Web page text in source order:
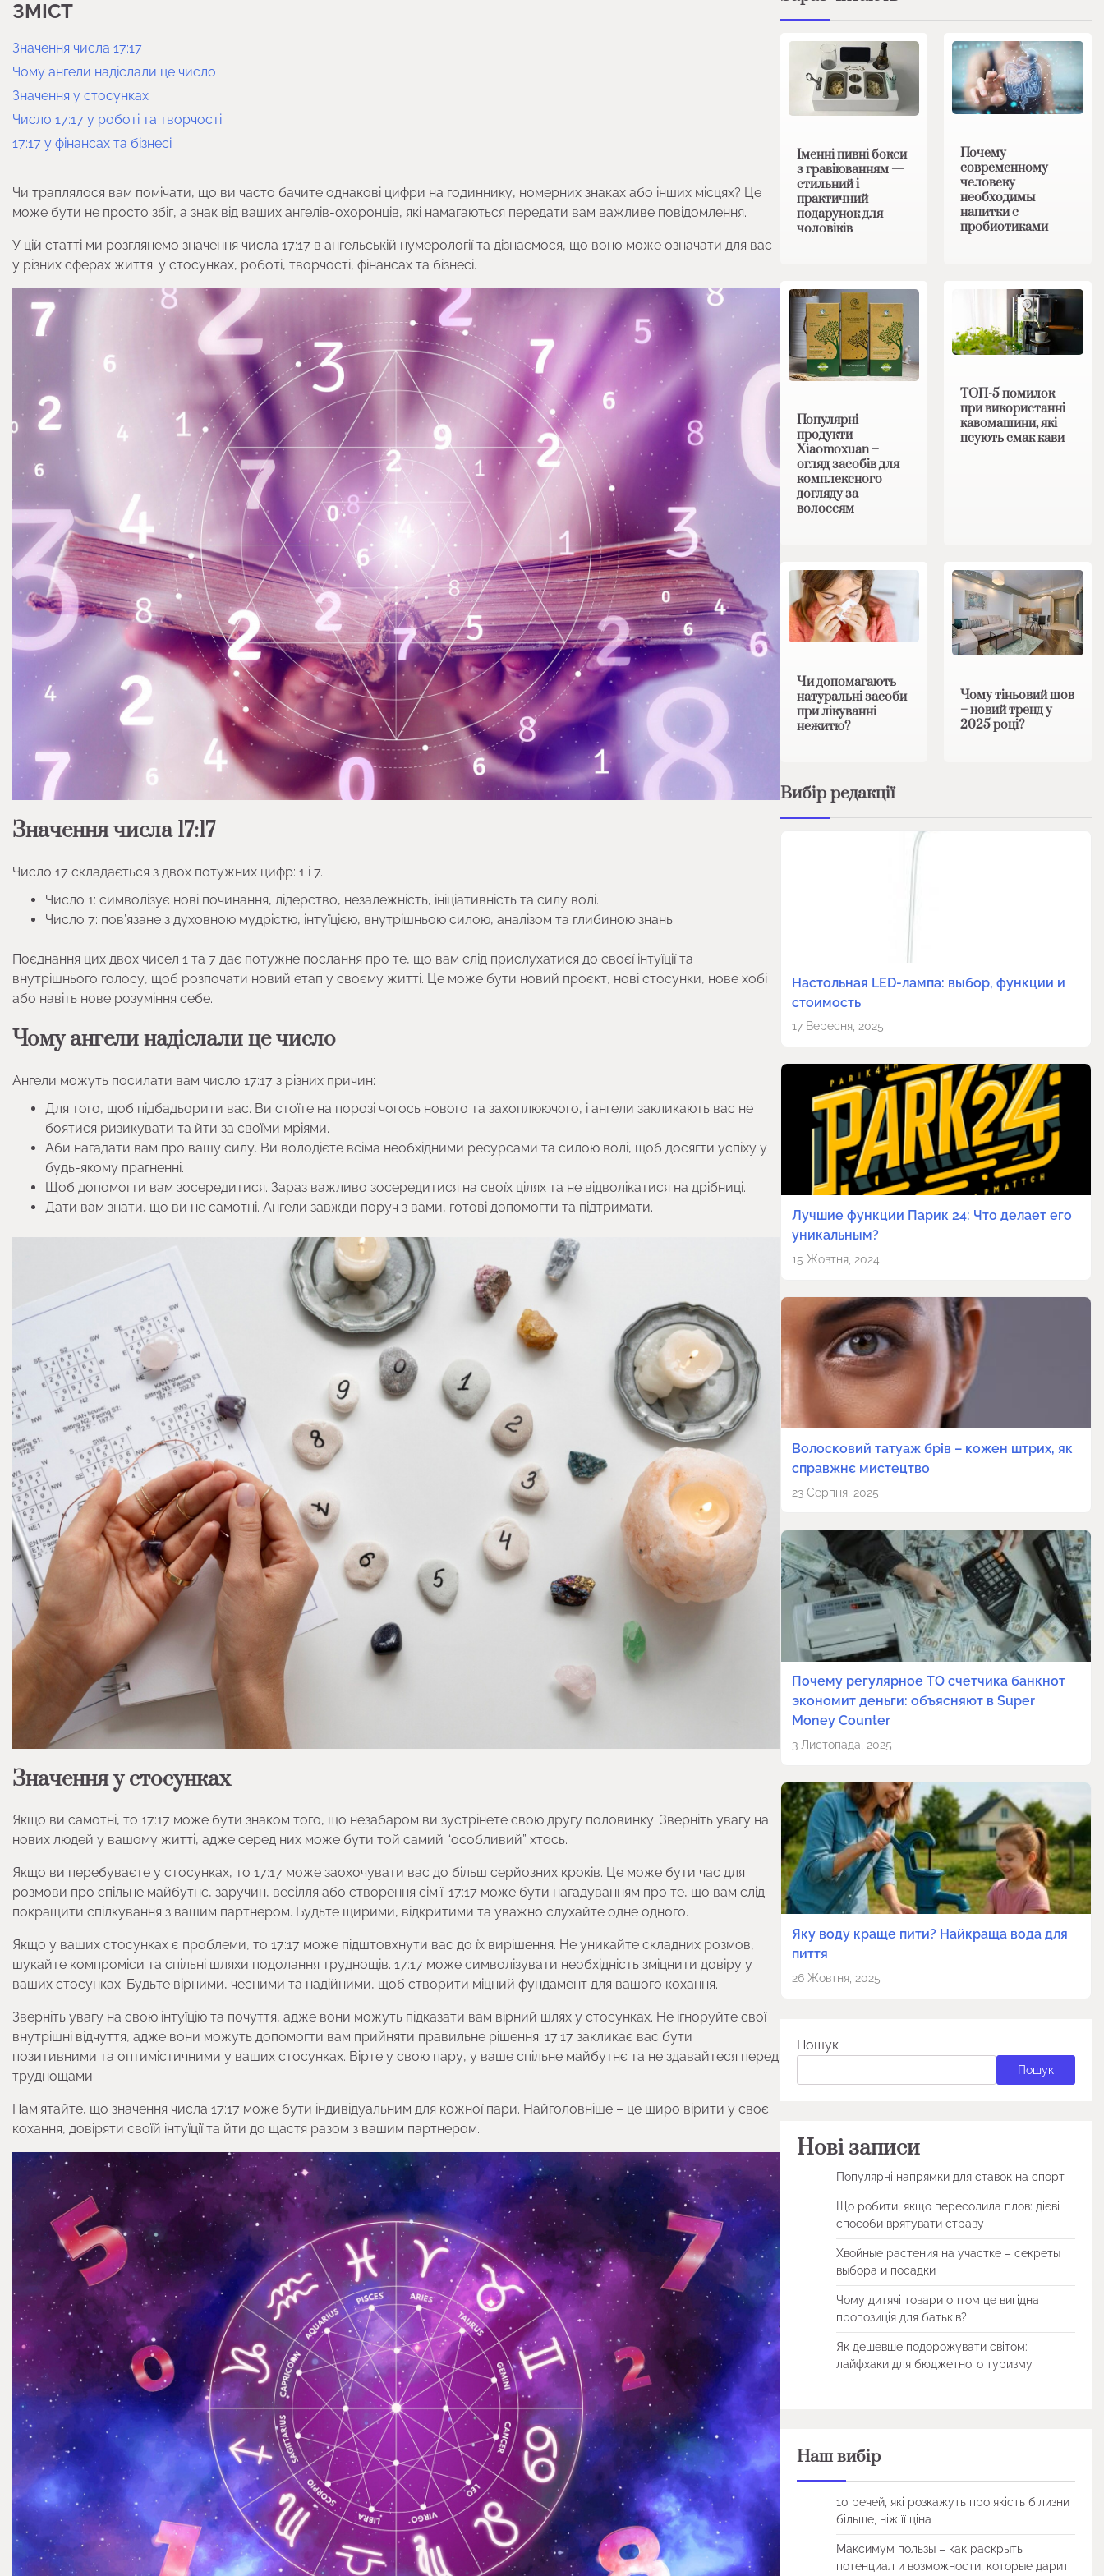
ЗМІСТ
Значення числа 17:17
Чому ангели надіслали це число
Значення у стосунках
Число 17:17 у роботі та творчості
17:17 у фінансах та бізнесі
Чи траплялося вам помічати, що ви часто бачите однакові цифри на годиннику, номерних знаках або інших місцях? Це
може бути не просто збіг, а знак від ваших ангелів-охоронців, які намагаються передати вам важливе повідомлення.
У цій статті ми розглянемо значення числа 17:17 в ангельській нумерології та дізнаємося, що воно може означати для вас
у різних сферах життя: у стосунках, роботі, творчості, фінансах та бізнесі.
Значення числа 17:17
Число 17 складається з двох потужних цифр: 1 і 7.
Число 1: символізує нові починання, лідерство, незалежність, ініціативність та силу волі.
Число 7: пов’язане з духовною мудрістю, інтуїцією, внутрішньою силою, аналізом та глибиною знань.
Поєднання цих двох чисел 1 та 7 дає потужне послання про те, що вам слід прислухатися до своєї інтуїції та
внутрішнього голосу, щоб розпочати новий етап у своєму житті. Це може бути новий проєкт, нові стосунки, нове хобі
або навіть нове розуміння себе.
Чому ангели надіслали це число
Ангели можуть посилати вам число 17:17 з різних причин:
Для того, щоб підбадьорити вас. Ви стоїте на порозі чогось нового та захоплюючого, і ангели закликають вас не
боятися ризикувати та йти за своїми мріями.
Аби нагадати вам про вашу силу. Ви володієте всіма необхідними ресурсами та силою волі, щоб досягти успіху у
будь-якому прагненні.
Щоб допомогти вам зосередитися. Зараз важливо зосередитися на своїх цілях та не відволікатися на дрібниці.
Дати вам знати, що ви не самотні. Ангели завжди поруч з вами, готові допомогти та підтримати.
Значення у стосунках
Якщо ви самотні, то 17:17 може бути знаком того, що незабаром ви зустрінете свою другу половинку. Зверніть увагу на
нових людей у вашому житті, адже серед них може бути той самий “особливий” хтось.
Якщо ви перебуваєте у стосунках, то 17:17 може заохочувати вас до більш серйозних кроків. Це може бути час для
розмови про спільне майбутнє, заручин, весілля або створення сім’ї. 17:17 може бути нагадуванням про те, що вам слід
покращити спілкування з вашим партнером. Будьте щирими, відкритими та уважно слухайте одне одного.
Якщо у ваших стосунках є проблеми, то 17:17 може підштовхнути вас до їх вирішення. Не уникайте складних розмов,
шукайте компроміси та спільні шляхи подолання труднощів. 17:17 може символізувати необхідність зміцнити довіру у
ваших стосунках. Будьте вірними, чесними та надійними, щоб створити міцний фундамент для вашого кохання.
Зверніть увагу на свою інтуїцію та почуття, адже вони можуть підказати вам вірний шлях у стосунках. Не ігноруйте свої
внутрішні відчуття, адже вони можуть допомогти вам прийняти правильне рішення. 17:17 закликає вас бути
позитивними та оптимістичними у ваших стосунках. Вірте у свою пару, у ваше спільне майбутнє та не здавайтеся перед
труднощами.
Пам’ятайте, що значення числа 17:17 може бути індивідуальним для кожної пари. Найголовніше – це щиро вірити у своє
кохання, довіряти своїй інтуїції та йти до щастя разом з вашим партнером.
Іменні пивні бокси
з гравіюванням —
стильний і
практичний
подарунок для
чоловіків
Почему
современному
человеку
необходимы
напитки с
пробиотиками
Популярні
продукти
Xiaomoxuan –
огляд засобів для
комплексного
догляду за
волоссям
ТОП-5 помилок
при використанні
кавомашини, які
псують смак кави
Чи допомагають
натуральні засоби
при лікуванні
нежитю?
Чому тіньовий шов
– новий тренд у
2025 році?
Вибір редакції
Настольная LED-лампа: выбор, функции и
стоимость
17 Вересня, 2025
Лучшие функции Парик 24: Что делает его
уникальным?
15 Жовтня, 2024
Волосковий татуаж брів – кожен штрих, як
справжнє мистецтво
23 Серпня, 2025
Почему регулярное ТО счетчика банкнот
экономит деньги: объясняют в Super
Money Counter
3 Листопада, 2025
Яку воду краще пити? Найкраща вода для
пиття
26 Жовтня, 2025
Пошук
Пошук
Нові записи
Популярні напрямки для ставок на спорт
Що робити, якщо пересолила плов: дієві
способи врятувати страву
Хвойные растения на участке – секреты
выбора и посадки
Чому дитячі товари оптом це вигідна
пропозиція для батьків?
Як дешевше подорожувати світом:
лайфхаки для бюджетного туризму
Наш вибір
10 речей, які розкажуть про якість білизни
більше, ніж її ціна
Максимум пользы – как раскрыть
потенциал и возможности, которые дарит